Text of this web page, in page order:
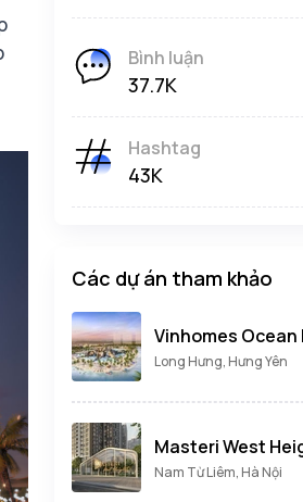
Bình luận
37.7K
Hashtag
43K
Các dự án tham khảo
Vinhomes Ocean
Long Hưng, Hưng Yên
Masteri West
Nam Từ Liêm, Hà Nội